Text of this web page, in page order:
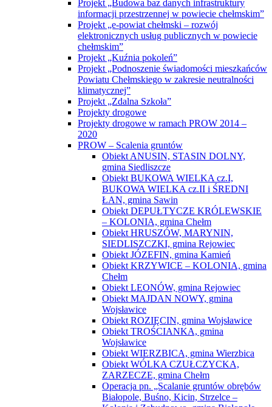
Projekt „Budowa baz danych infrastruktury
informacji przestrzennej w powiecie chełmskim”
Projekt „e-powiat chełmski – rozwój
elektronicznych usług publicznych w powiecie
chełmskim”
Projekt „Kuźnia pokoleń”
Projekt „Podnoszenie świadomości mieszkańców
Powiatu Chełmskiego w zakresie neutralności
klimatycznej”
Projekt „Zdalna Szkoła”
Projekty drogowe
Projekty drogowe w ramach PROW 2014 –
2020
PROW – Scalenia gruntów
Obiekt ANUSIN, STASIN DOLNY,
gmina Siedliszcze
Obiekt BUKOWA WIELKA cz.I,
BUKOWA WIELKA cz.II i ŚREDNI
ŁAN, gmina Sawin
Obiekt DEPUŁTYCZE KRÓLEWSKIE
– KOLONIA, gmina Chełm
Obiekt HRUSZÓW, MARYNIN,
SIEDLISZCZKI, gmina Rejowiec
Obiekt JÓZEFIN, gmina Kamień
Obiekt KRZYWICE – KOLONIA, gmina
Chełm
Obiekt LEONÓW, gmina Rejowiec
Obiekt MAJDAN NOWY, gmina
Wojsławice
Obiekt ROZIĘCIN, gmina Wojsławice
Obiekt TROŚCIANKA, gmina
Wojsławice
Obiekt WIERZBICA, gmina Wierzbica
Obiekt WÓLKA CZUŁCZYCKA,
ZARZECZE, gmina Chełm
Operacja pn. „Scalanie gruntów obrębów
Białopole, Buśno, Kicin, Strzelce –